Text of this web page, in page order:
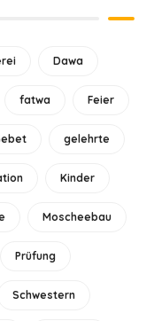
Dawa
fatwa Feier
gelehrte
Kinder
Moscheebau
Prüfung
Schwestern